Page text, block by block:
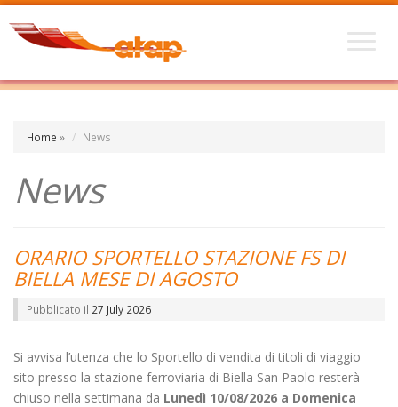
Home » News
News
ORARIO SPORTELLO STAZIONE FS DI
BIELLA MESE DI AGOSTO
Pubblicato il 27 July 2026
Si avvisa l’utenza che lo Sportello di vendita di titoli di viaggio
sito presso la stazione ferroviaria di Biella San Paolo resterà
chiuso nella settimana da Lunedì 10/08/2026 a Domenica